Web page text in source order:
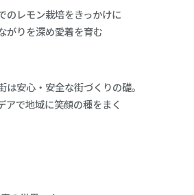
のレモン栽培をきっかけに
がりを深め愛着を育む
は安心・安全な街づくりの礎。
アで地域に笑顔の種をまく